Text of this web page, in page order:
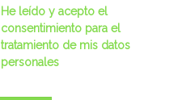
He leído y acepto el
consentimiento para el
tratamiento de mis datos
personales